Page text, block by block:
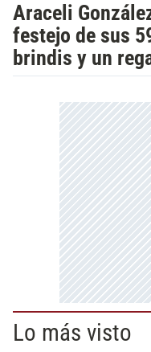
Araceli
festejo de sus
brindis y un
Lo más visto